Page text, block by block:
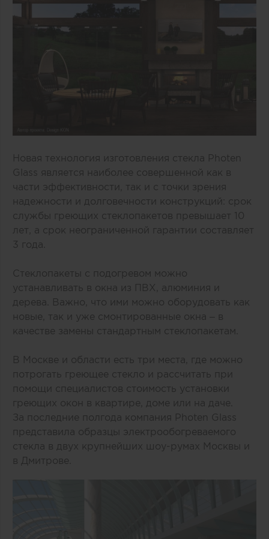
Новая технология изготовления стекла Photen
Glass является наиболее совершенной как в
части эффективности, так и с точки зрения
надежности и долговечности конструкций: срок
службы греющих стеклопакетов превышает 10
лет, а срок неограниченной гарантии составляет
3 года.
Стеклопакеты с подогревом можно
устанавливать в окна из ПВХ, алюминия и
дерева. Важно, что ими можно оборудовать как
новые, так и уже смонтированные окна – в
качестве замены стандартным стеклопакетам.
В Москве и области есть три места, где можно
потрогать греющее стекло и рассчитать при
помощи специалистов стоимость установки
греющих окон в квартире, доме или на даче.
За последние полгода компания Photen Glass
представила образцы электрообогреваемого
стекла в двух крупнейших шоу-румах Москвы и
в Дмитрове.